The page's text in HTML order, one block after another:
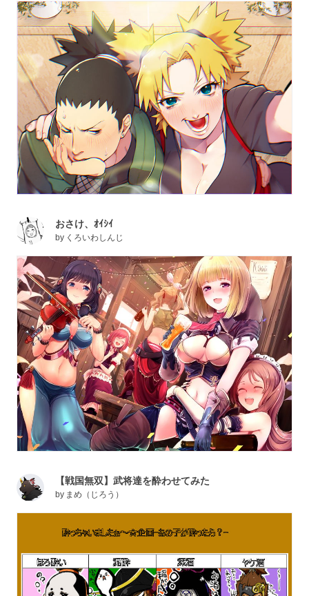
おさけ、ｵｲｼｲ
by くろいわしんじ
【戦国無双】武将達を酔わせてみた
by まめ（じろう）